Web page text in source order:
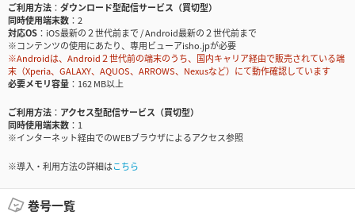
ご利用方法
ダウンロード型配信サービス（買切型）
同時使用端末数
2
対応OS
iOS最新の２世代前まで / Android最新の２世代前まで
※コンテンツの使用にあたり、専用ビューアisho.jpが必要
※Androidは、Android２世代前の端末のうち、国内キャリア経由で販売されている端
末（Xperia、GALAXY、AQUOS、ARROWS、Nexusなど）にて動作確認しています
必要メモリ容量
162 MB以上
ご利用方法
アクセス型配信サービス（買切型）
同時使用端末数
1
※インターネット経由でのWEBブラウザによるアクセス参照
※導入・利用方法の詳細はこちら
巻号一覧